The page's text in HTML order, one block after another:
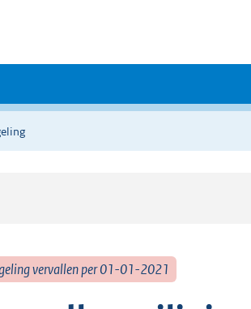
vervallen per 01-01-2021